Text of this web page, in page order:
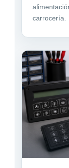
carrocería.